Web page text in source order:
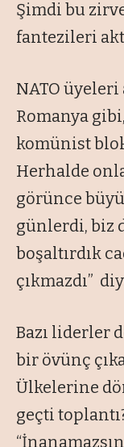
Şimdi bu
fantezileri
NATO üyeleri
Romanya
komünist
Herhalde
görünce
günlerdi, biz
boşaltırdık
çıkmazdı”
Bazı liderler
bir övünç
Ülkelerine
geçti